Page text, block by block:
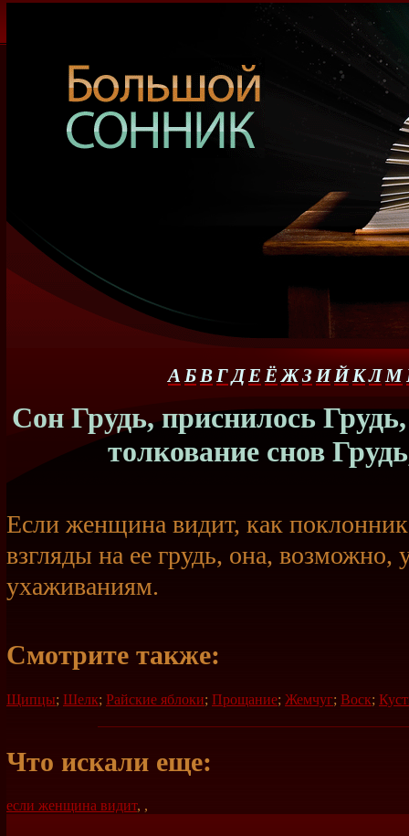
А БВГДЕ Ё ЖЗ ИЙКЛМ
Сон Грудь, приснилось
толкование снов
Если женщина видит, как
взгляды на ее грудь, она, возможно,
ухаживаниям.
Смотрите также:
Щипцы; Шелк; Райские яблоки; Прощание; Жемчуг; Воск;
Что искали еще:
если женщина видит, ,